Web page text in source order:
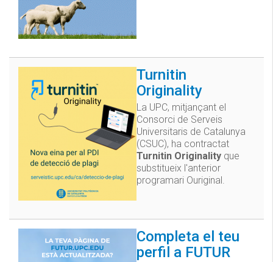
Turnitin
Originality
La UPC, mitjançant el
Consorci de Serveis
Universitaris de Catalunya
(CSUC), ha contractat
Turnitin Originality que
substitueix l'anterior
programari Ouriginal.
Completa el teu
perfil a FUTUR